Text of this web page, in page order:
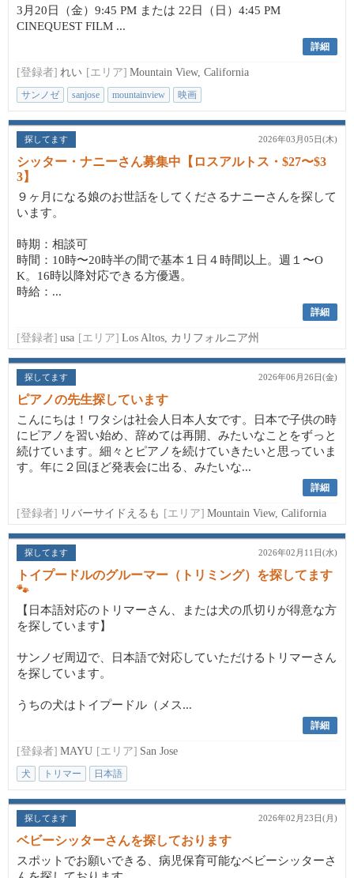
3月20日（金）9:45 PM または 22日（日）4:45 PM
CINEQUEST FILM ...
詳細
[登録者] れい [エリア] Mountain View, California
サンノゼ sanjose mountainview 映画
探してます 2026年03月05日(木)
シッター・ナニーさん募集中【ロスアルトス・$27〜$3
3】
９ヶ月になる娘のお世話をしてくださるナニーさんを探して
います。
時期：相談可
時間：10時〜20時半の間で基本１日４時間以上。週１〜O
K。16時以降対応できる方優遇。
時給：...
詳細
[登録者] usa [エリア] Los Altos, カリフォルニア州
探してます 2026年06月26日(金)
ピアノの先生探しています
こんにちは！ワタシは社会人日本人女です。日本で子供の時
にピアノを習い始め、辞めては再開、みたいなことをずっと
続けています。細々とピアノを続けていきたいと思っていま
す。年に２回ほど発表会に出る、みたいな...
詳細
[登録者] リバーサイドえるも [エリア] Mountain View, California
探してます 2026年02月11日(水)
トイプードルのグルーマー（トリミング）を探してます
🐾
【日本語対応のトリマーさん、または犬の爪切りが得意な方
を探しています】
サンノゼ周辺で、日本語で対応していただけるトリマーさん
を探しています。
うちの犬はトイプードル（メス...
詳細
[登録者] MAYU [エリア] San Jose
犬 トリマー 日本語
探してます 2026年02月23日(月)
ベビーシッターさんを探しております
スポットでお願いできる、病児保育可能なベビーシッターさ